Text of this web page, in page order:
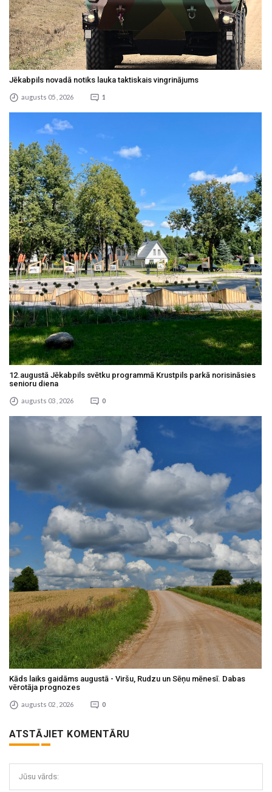
Jēkabpils novadā notiks lauka taktiskais vingrinājums
augusts 05 , 2026 1
12.augustā Jēkabpils svētku programmā Krustpils parkā norisināsies
senioru diena
augusts 03 , 2026 0
Kāds laiks gaidāms augustā - Viršu, Rudzu un Sēņu mēnesī. Dabas
vērotāja prognozes
augusts 02 , 2026 0
ATSTĀJIET KOMENTĀRU
Jūsu vārds: